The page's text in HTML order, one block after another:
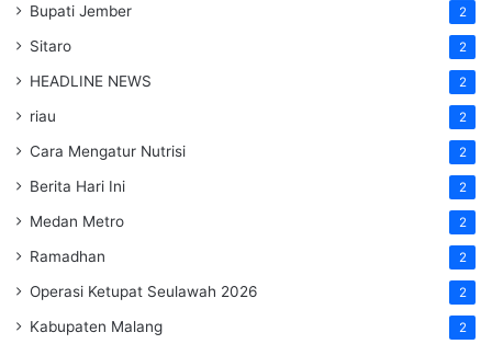
Bupati Jember 2
Sitaro 2
HEADLINE NEWS 2
riau 2
Cara Mengatur Nutrisi 2
Berita Hari Ini 2
Medan Metro 2
Ramadhan 2
Operasi Ketupat Seulawah 2026 2
Kabupaten Malang 2